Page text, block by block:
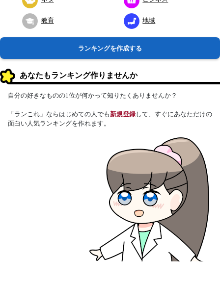
教育 地域
ランキングを作成する
あなたもランキング作りませんか
自分の好きなものの1位が何かって知りたくありませんか？
「ランこれ」ならはじめての人でも新規登録して、すぐにあなただけの
面白い人気ランキングを作れます。